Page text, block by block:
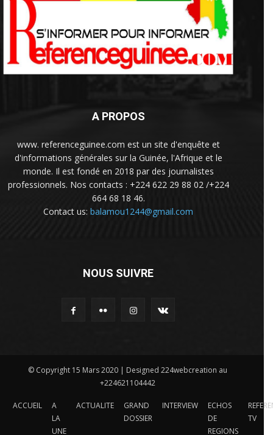
A PROPOS
www. referenceguinee.com est un site d'enquête et
d'informations générales sur la Guinée, l'Afrique et le
monde. Il est fondé en 2018 par des journalistes
professionnels. Nos contacts : +224 622 29 88 02 /+224
664 68 18 46.
Contact us: balamou1244@gmail.com
NOUS SUIVRE
© Copyright 15 Mars 2020 | Designed 224webcreation au
+224621104442
ACCUEIL
A
LA
UNE
ACTUALITE
GRAND
DOSSIER
INTERVIEW
ECHOS
DE
REGIONS
TV